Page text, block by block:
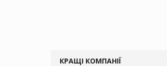
КРАЩІ КОМПАНІЇ